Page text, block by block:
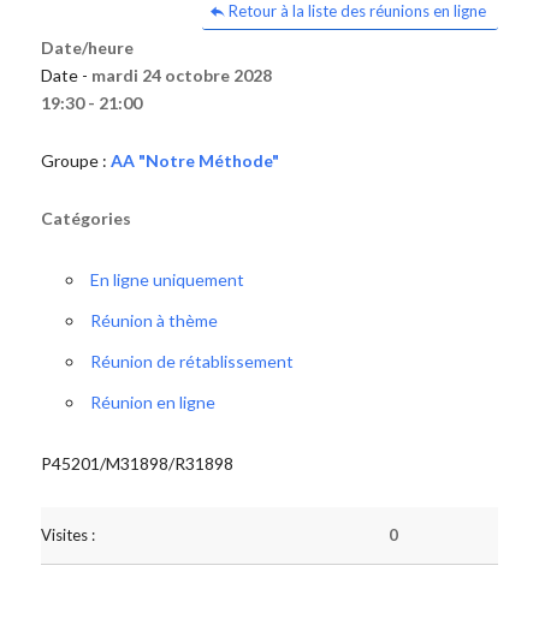
Retour à la liste des réunions en ligne
Date/heure
Date - mardi 24 octobre 2028
19:30 - 21:00
Groupe : AA "Notre Méthode"
Catégories
En ligne uniquement
Réunion à thème
Réunion de rétablissement
Réunion en ligne
P45201/M31898/R31898
Visites : 0